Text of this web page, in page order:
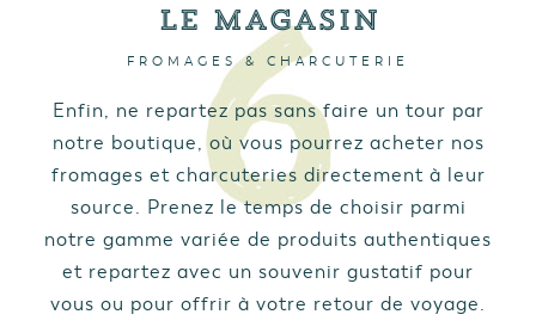
Le Magasin
FROMAGES & CHARCUTERIE
Enfin, ne repartez pas sans faire un tour par
notre boutique, où vous pourrez acheter nos
fromages et charcuteries directement à leur
source. Prenez le temps de choisir parmi
notre gamme variée de produits authentiques
et repartez avec un souvenir gustatif pour
vous ou pour offrir à votre retour de voyage.